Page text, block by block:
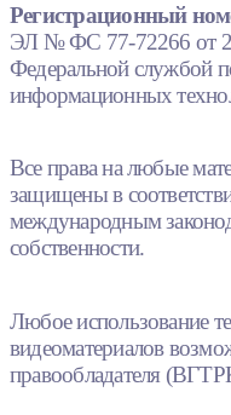
Регистрационный
ЭЛ № ФС 77-72266 от
Федеральной службой
информационных
Все права на любые
защищены в
международным
собственности.
Любое использование
видеоматериалов
правообладателя